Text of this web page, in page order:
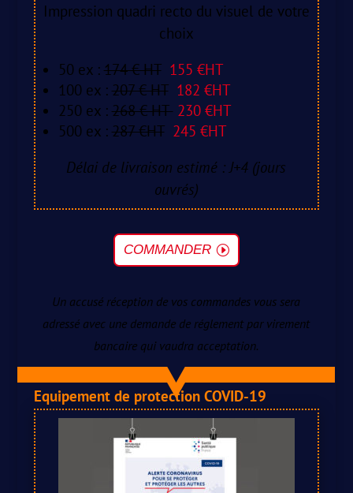
Impression quadri recto du visuel de votre
choix
50 ex : 174 € HT 155 €HT
100 ex : 207 € HT 182 €HT
250 ex : 268 € HT 230 €HT
500 ex : 287 €HT 245 €HT
Délai de livraison estimé : J+4 (jours
ouvrés)
COMMANDER
Un accusé réception de vos commandes vous sera
adressé avec une demande de réglement par virement
bancaire qui vaudra acceptation.
Equipement de protection COVID-19